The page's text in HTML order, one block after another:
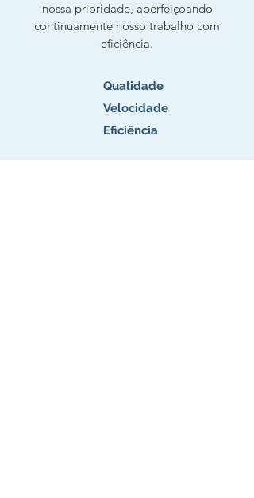
nossa prioridade, aperfeiçoando
continuamente nosso trabalho com
eficiência.
Qualidade
Velocidade
Eficiência